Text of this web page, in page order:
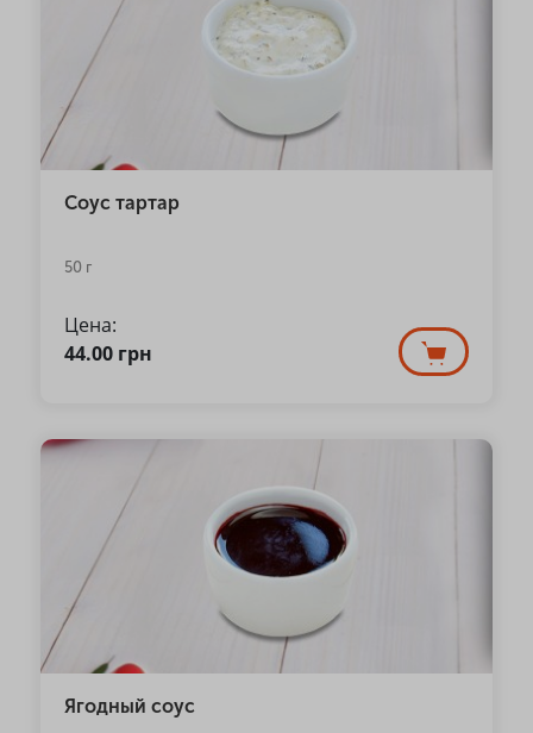
Соус тартар
50 г
Цена:
44.00 грн
Ягодный соус